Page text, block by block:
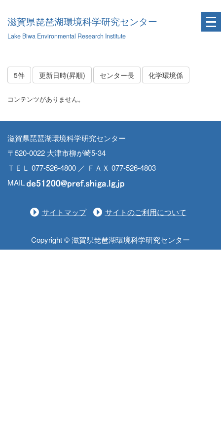
滋賀県琵琶湖環境科学研究センター
Lake Biwa Environmental Research Institute
5件 更新日時(昇順) センター長 化学環境係
コンテンツがありません。
滋賀県琵琶湖環境科学研究センター
〒520-0022 大津市柳が崎5-34
ＴＥＬ 077-526-4800 ／ ＦＡＸ 077-526-4803
MAIL
サイトマップ サイトのご利用について
Copyright © 滋賀県琵琶湖環境科学研究センター